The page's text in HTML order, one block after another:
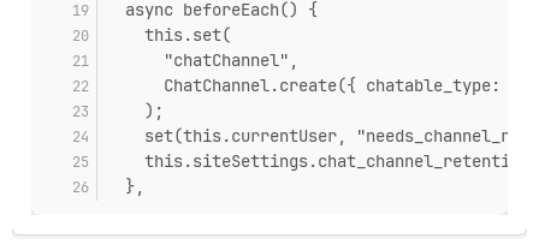
  async beforeEach() {
    this.set(
      "chatChannel",
ChatChannel.create({ chatable_type:
    );
set(this.currentUser,
  },